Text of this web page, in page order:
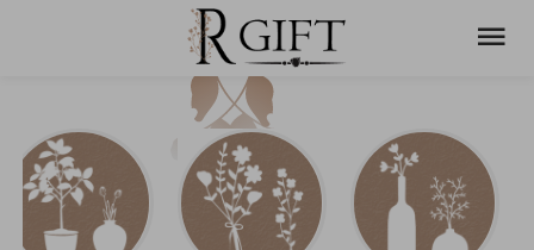
עגלת
שלך
ניקוי
הסל